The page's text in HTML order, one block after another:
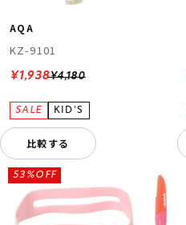
AQA
KZ-9101
¥4,180
¥1,938
比較する
53%OFF